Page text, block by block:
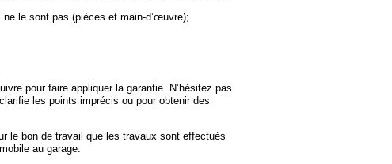
le sont pas (pièces et main-d’œuvre);
pour faire appliquer la garantie. N’hésitez pas
les points imprécis ou pour obtenir des
le bon de travail que les travaux sont effectués
au garage.